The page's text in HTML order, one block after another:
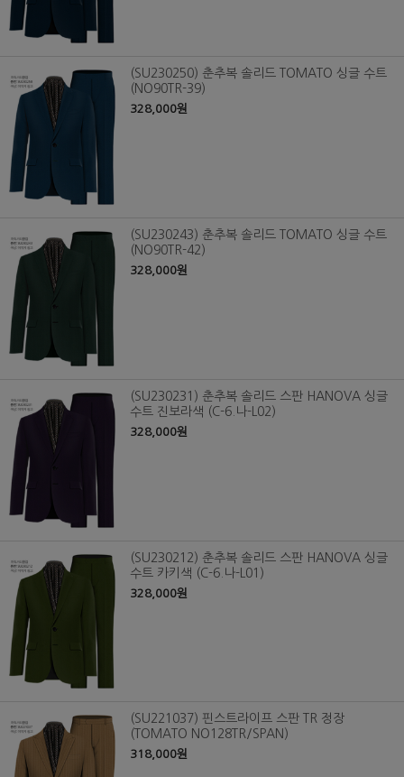
(SU230250) 춘추복 솔리드 TOMATO 싱글 수트
(NO90TR-39)
328,000원
(SU230243) 춘추복 솔리드 TOMATO 싱글 수트
(NO90TR-42)
328,000원
(SU230231) 춘추복 솔리드 스판 HANOVA 싱글
수트 진보라색 (C-6.나-L02)
328,000원
(SU230212) 춘추복 솔리드 스판 HANOVA 싱글
수트 카키색 (C-6.나-L01)
328,000원
(SU221037) 핀스트라이프 스판 TR 정장
(TOMATO NO128TR/SPAN)
318,000원